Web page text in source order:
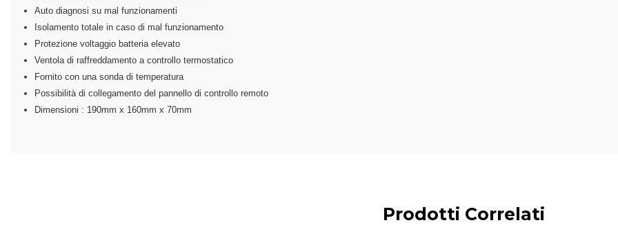
Auto diagnosi su mal funzionamenti
Isolamento totale in caso di mal funzionamento
Protezione voltaggio batteria elevato
Ventola di raffreddamento a controllo termostatico
Fornito con una sonda di temperatura
Possibilità di collegamento del pannello di controllo remoto
Dimensioni : 190mm x 160mm x 70mm
Prodotti Correlati